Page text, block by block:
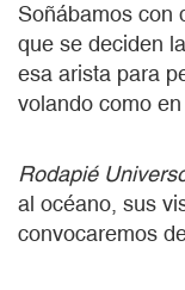
Soñábamos con
que se deciden
esa arista para
volando como
Rodapié
al océano, sus
convocaremos